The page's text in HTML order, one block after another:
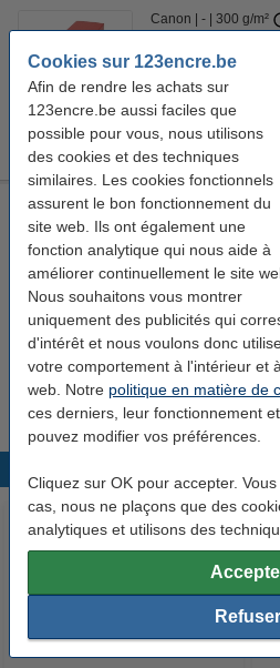
Cookies sur 123encre.be
Afin de rendre les achats sur
123encre.be aussi faciles que
possible pour vous, nous utilisons
des cookies et des techniques
similaires. Les cookies fonctionnels
assurent le bon fonctionnement du
site web. Ils ont également une
fonction analytique qui nous aide à
améliorer continuellement le site
Nous souhaitons vous montrer
uniquement des publicités qui
d'intérêt et nous voulons donc
votre comportement à l'intérieur et
web. Notre politique en matière de
ces derniers, leur fonctionnement
pouvez modifier vos préférences.
Cliquez sur OK pour accepter.
cas, nous ne plaçons que des
analytiques et utilisons des
Refuser
Canon - 300 g/m²
Voir les
Plus
Canon 1929B013 rouleau de
1524 mm (60 pouces) x 30 m (300 g/
Canon - 300 g/m²
Voir les
Stock limité
427,50 €